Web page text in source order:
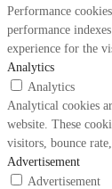
Performance
performance
experience for the
Analytics
Analytics
Analytical cookies
website. These
visitors, bounce
Advertisement
Advertisement